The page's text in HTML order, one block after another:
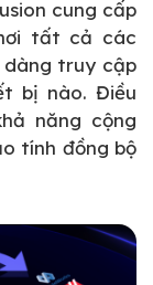
cung cấp
tất cả các
truy cập
bị nào. Điều
năng cộng
tính đồng bộ